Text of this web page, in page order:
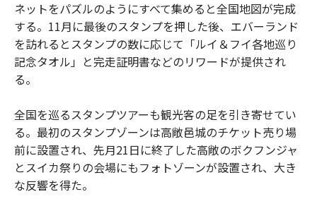
ネットをパズルのようにすべて集めると全国地図が完成
する。11月に最後のスタンプを押した後、エバーランド
を訪れるとスタンプの数に応じて「ルイ＆フイ各地巡り
記念タオル」と完走証明書などのリワードが提供され
る。
全国を巡るスタンプツアーも観光客の足を引き寄せてい
る。最初のスタンプゾーンは高敞邑城のチケット売り場
前に設置され、先月21日に終了した高敞のボクフンジャ
とスイカ祭りの会場にもフォトゾーンが設置され、大き
な反響を得た。